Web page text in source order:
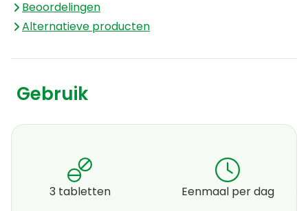
ingrediëntenlijst.
Beoordelingen
Alternatieve producten
Gebruik
3 tabletten Eenmaal per dag